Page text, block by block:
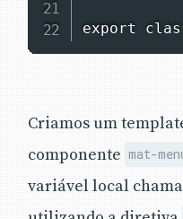
export
Criamos um
componente mat-
variável local